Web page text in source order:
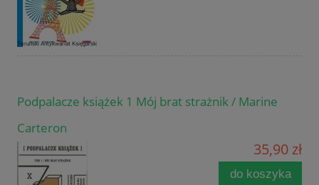
Podpalacze książek 1 Mój brat strażnik / Marine
Carteron
35,90 zł
do koszyka